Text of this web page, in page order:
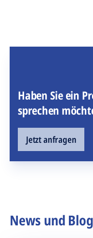
Haben Sie ein
sprechen
Jetzt anfragen
News und Blog